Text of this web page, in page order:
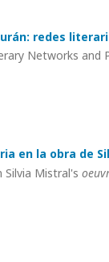
redes
Networks and
en la obra de
Silvia Mistral's